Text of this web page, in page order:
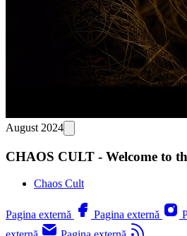
August 2024
CHAOS CULT - Welcome to
Chaos Cult
Pagina externă Pagina externă